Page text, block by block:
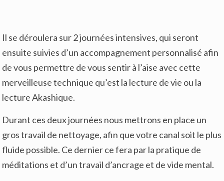
Il se déroulera sur 2 journées intensives, qui seront
ensuite suivies d’un accompagnement personnalisé afin
de vous permettre de vous sentir à l’aise avec cette
merveilleuse technique qu’est la lecture de vie ou la
lecture Akashique.
Durant ces deux journées nous mettrons en place un
gros travail de nettoyage, afin que votre canal soit le plus
fluide possible. Ce dernier ce fera par la pratique de
méditations et d’un travail d’ancrage et de vide mental.